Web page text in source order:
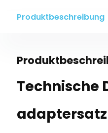
Produktbeschreibung
Technische